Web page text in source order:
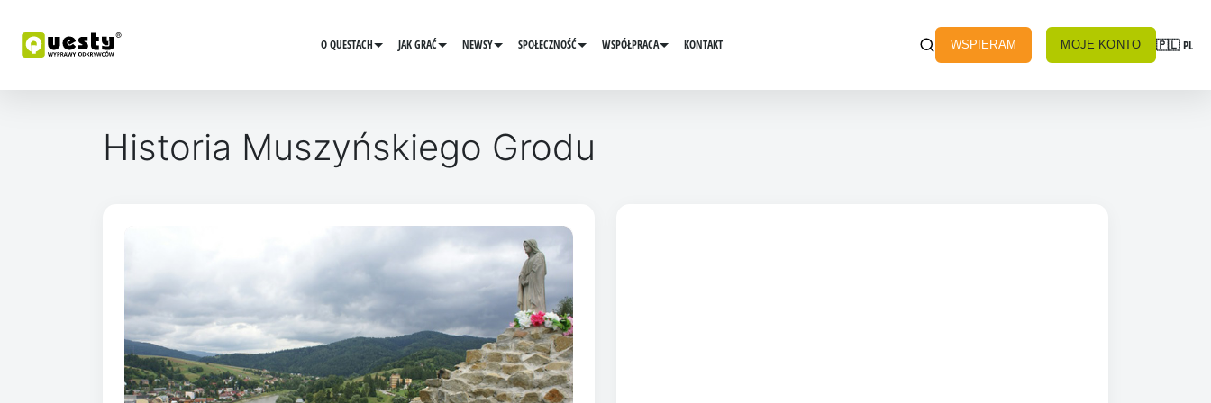
O QUESTACH JAK GRAĆ NEWSY SPOŁECZNOŚĆ WSPÓŁPRACA KONTAKT WSPIERAM MOJE KONTO 🇵🇱 PL
Historia Muszyńskiego Grodu